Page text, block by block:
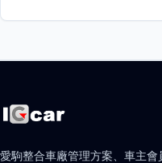
愛駒整合車廠管理方案、車主會